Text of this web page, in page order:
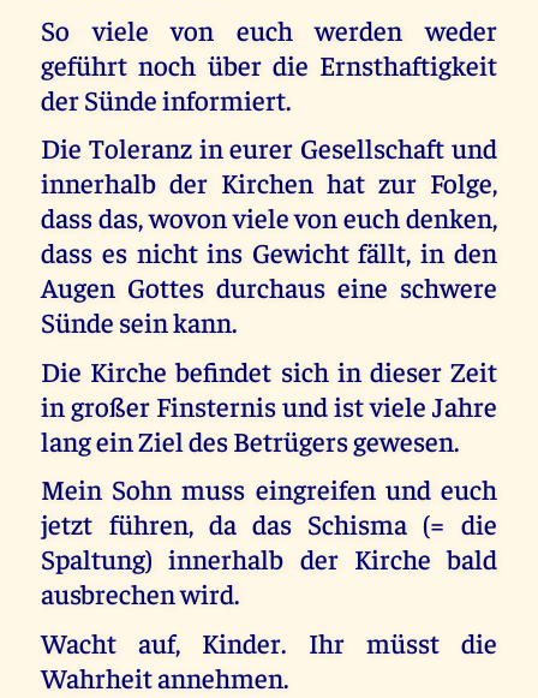
So viele von euch werden weder
geführt noch über die Ernsthaftigkeit
der Sünde informiert.
Die Toleranz in eurer Gesellschaft und
innerhalb der Kirchen hat zur Folge,
dass das, wovon viele von euch denken,
dass es nicht ins Gewicht fällt, in den
Augen Gottes durchaus eine schwere
Sünde sein kann.
Die Kirche befindet sich in dieser Zeit
in großer Finsternis und ist viele Jahre
lang ein Ziel des Betrügers gewesen.
Mein Sohn muss eingreifen und euch
jetzt führen, da das Schisma (= die
Spaltung) innerhalb der Kirche bald
ausbrechen wird.
Wacht auf, Kinder. Ihr müsst die
Wahrheit annehmen.